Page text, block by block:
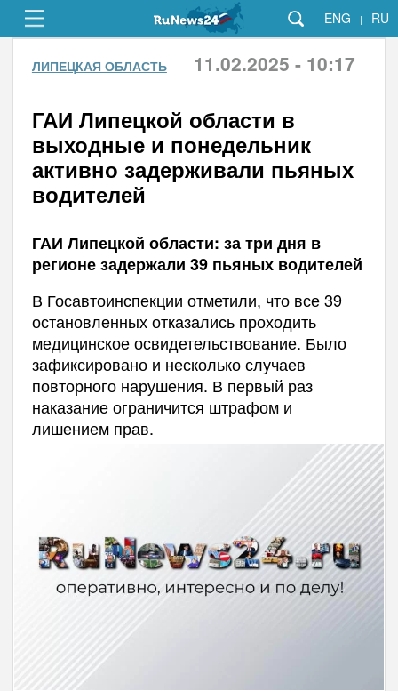
ENG | RU
ЛИПЕЦКАЯ ОБЛАСТЬ 11.02.2025 - 10:17
ГАИ Липецкой области в
выходные и понедельник
активно задерживали пьяных
водителей
ГАИ Липецкой области: за три дня в
регионе задержали 39 пьяных водителей
В Госавтоинспекции отметили, что все 39
остановленных отказались проходить
медицинское освидетельствование. Было
зафиксировано и несколько случаев
повторного нарушения. В первый раз
наказание ограничится штрафом и
лишением прав.